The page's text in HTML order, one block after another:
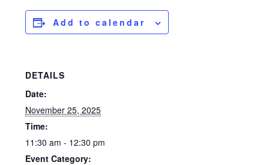
Add to calendar
DETAILS
Date:
November 25, 2025
Time:
11:30 am - 12:30 pm
Event Category: